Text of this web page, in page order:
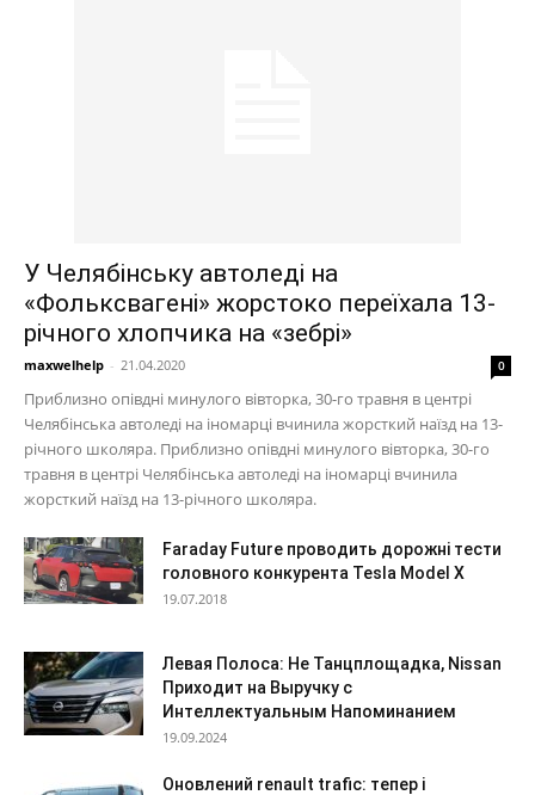
У Челябінську автоледі на
«Фольксвагені» жорстоко переїхала 13-
річного хлопчика на «зебрі»
maxwelhelp - 21.04.2020 0
Приблизно опівдні минулого вівторка, 30-го травня в центрі
Челябінська автоледі на іномарці вчинила жорсткий наїзд на 13-
річного школяра. Приблизно опівдні минулого вівторка, 30-го
травня в центрі Челябінська автоледі на іномарці вчинила
жорсткий наїзд на 13-річного школяра.
Faraday Future проводить дорожні тести
головного конкурента Tesla Model X
19.07.2018
Левая Полоса: Не Танцплощадка, Nissan
Приходит на Выручку с
Интеллектуальным Напоминанием
19.09.2024
Оновлений renault trafic: тепер і